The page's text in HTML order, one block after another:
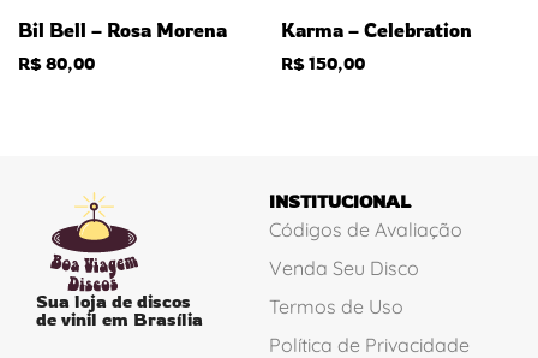
Bil Bell – Rosa Morena
R$80,00
Karma – Celebration
R$150,00
Sua loja de discos
de vinil em Brasília
INSTITUCIONAL
Códigos de Avaliação
Venda Seu Disco
Termos de Uso
Política de Privacidade